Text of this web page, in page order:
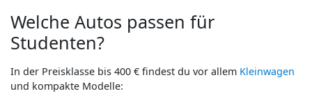
Welche Autos passen für
Studenten?
In der Preisklasse bis 400 € findest du vor allem Kleinwagen
und kompakte Modelle: